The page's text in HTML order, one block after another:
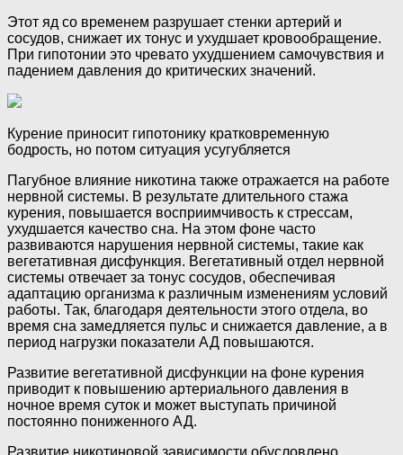
Этот яд со временем разрушает стенки артерий и
сосудов, снижает их тонус и ухудшает кровообращение.
При гипотонии это чревато ухудшением самочувствия и
падением давления до критических значений.
Курение приносит гипотонику кратковременную
бодрость, но потом ситуация усугубляется
Пагубное влияние никотина также отражается на работе
нервной системы. В результате длительного стажа
курения, повышается восприимчивость к стрессам,
ухудшается качество сна. На этом фоне часто
развиваются нарушения нервной системы, такие как
вегетативная дисфункция. Вегетативный отдел нервной
системы отвечает за тонус сосудов, обеспечивая
адаптацию организма к различным изменениям условий
работы. Так, благодаря деятельности этого отдела, во
время сна замедляется пульс и снижается давление, а в
период нагрузки показатели АД повышаются.
Развитие вегетативной дисфункции на фоне курения
приводит к повышению артериального давления в
ночное время суток и может выступать причиной
постоянно пониженного АД.
Развитие никотиновой зависимости обусловлено